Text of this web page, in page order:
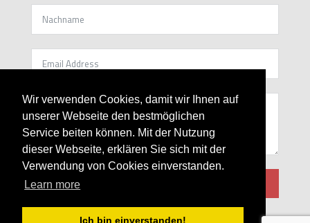
Wir verwenden Cookies, damit wir Ihnen auf
unserer Webseite den bestmöglichen
Service beiten können. Mit der Nutzung
dieser Webseite, erklären Sie sich mit der
Verwendung von Cookies einverstanden.
Learn more
Ich bin einverstanden!